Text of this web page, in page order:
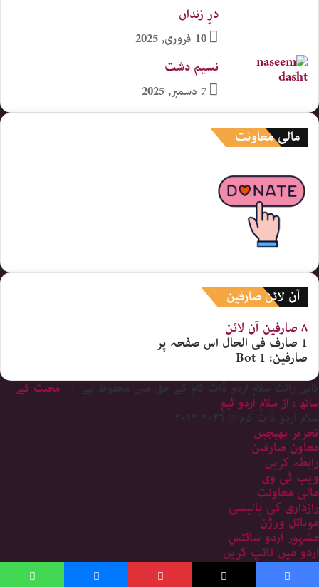
درِ زنداں
10 فروری, 2025
نسیم دشت
7 دسمبر, 2025
مالی معاونت
آن لائن صارفین
۸ صارفین
آن لائن
1 صارف فی الحال اس صفحہ پر
صارفین: 1 Bot
کاپی رائٹ سلام اردو ڈاٹ کام کے حق میں محفوظ ہے |
محبت کے
ساتھ : از سلام اردو ٹیم
سلام اردو ڈاٹ کام © ۲۰۲۶-۲۰۱۲
تحریر بھیجیں
معاون صارفین
رابطہ کریں
ویب ٹی وی
مالی معاونت
رازداری کی پالیسی
موبائل ورژن
مشہور اردو سائٹس
اردو میں ٹائپ کریں
سائٹ کا نقشہ